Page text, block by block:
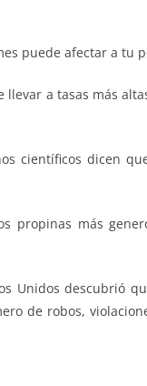
puede afectar a tu
a tasas más
científicos dicen
propinas más
Unidos descubrió
de robos,